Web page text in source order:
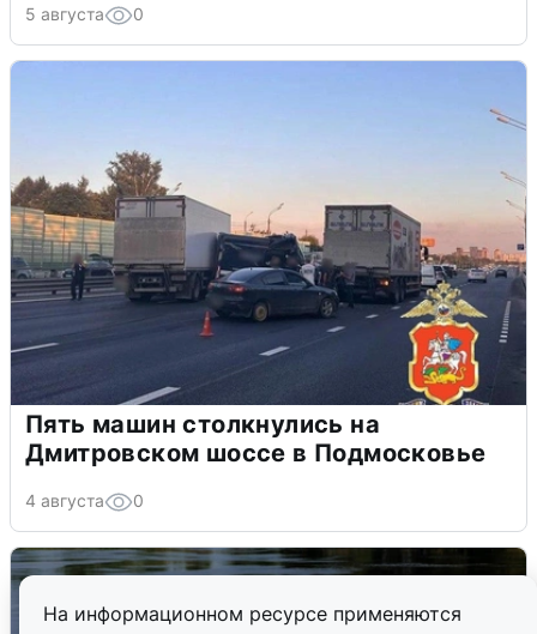
На информационном ресурсе применяются
5 августа 0
Пять машин столкнулись на
Дмитровском шоссе в Подмосковье
4 августа 0